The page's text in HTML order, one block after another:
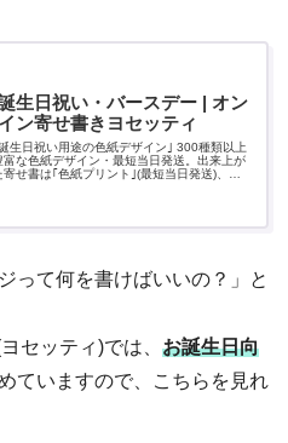
生日祝い・バースデー | オン
ン寄せ書きヨセッティ
生日祝い用途の色紙デザイン｣ 300種類以上
富な色紙デザイン・最短当日発送。出来上が
寄せ書は｢色紙プリント｣(最短当日発送)、
って何を書けばいいの？」と
セッティ)では、 お誕生日向
ていますので、こちらを見れ